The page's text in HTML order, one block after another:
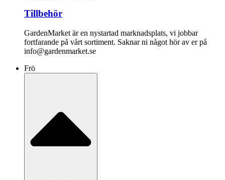
Tillbehör
GardenMarket är en nystartad marknadsplats, vi jobbar
fortfarande på vårt sortiment. Saknar ni något hör av er på
info@gardenmarket.se
Frö